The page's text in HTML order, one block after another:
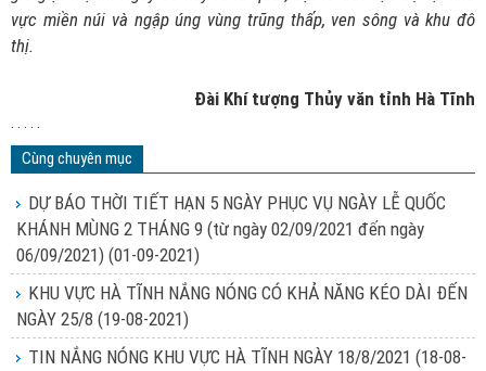
vực miền núi và ngập úng vùng trũng thấp, ven sông và khu đô
thị.
Đài Khí tượng Thủy văn tỉnh Hà Tĩnh
. . . . .
Cùng chuyên mục
DỰ BÁO THỜI TIẾT HẠN 5 NGÀY PHỤC VỤ NGÀY LỄ QUỐC
KHÁNH MÙNG 2 THÁNG 9 (từ ngày 02/09/2021 đến ngày
06/09/2021) (01-09-2021)
KHU VỰC HÀ TĨNH NẮNG NÓNG CÓ KHẢ NĂNG KÉO DÀI ĐẾN
NGÀY 25/8 (19-08-2021)
TIN NẮNG NÓNG KHU VỰC HÀ TĨNH NGÀY 18/8/2021 (18-08-